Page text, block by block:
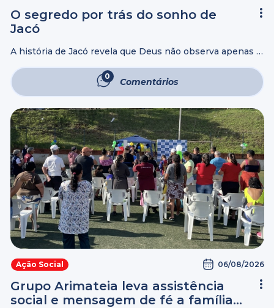
O segredo por trás do sonho de
Jacó
A história de Jacó revela que Deus não observa apenas a
fé e disposição para confiar nEle. Mesmo sem ser ...
0 Comentários
Ação Social 06/08/2026
Grupo Arimateia leva assistência
social e mensagem de fé a famílias